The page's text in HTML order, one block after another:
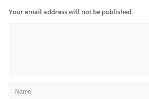
Your email address will not be published.